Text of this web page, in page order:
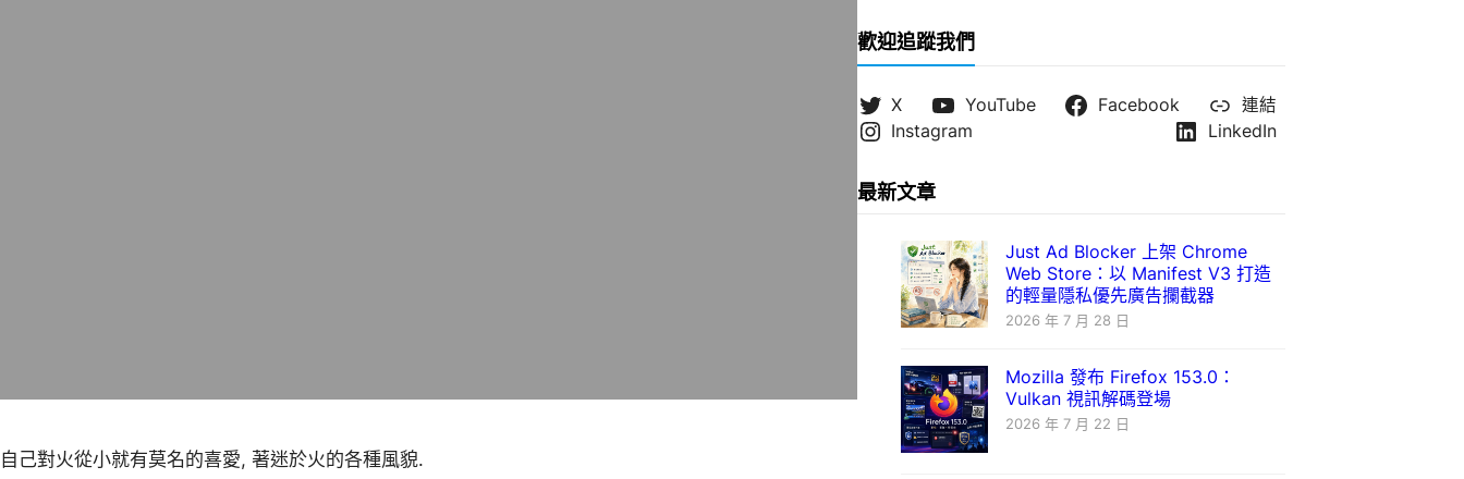
自己對火從小就有莫名的喜愛, 著迷於火的各種風貌.
歡迎追蹤我們
X YouTube Facebook
連結
Instagram
LinkedIn
最新文章
Just Ad Blocker 上架 Chrome
Web Store：以 Manifest V3 打造
的輕量隱私優先廣告攔截器
2026 年 7 月 28 日
Mozilla 發布 Firefox 153.0：
Vulkan 視訊解碼登場
2026 年 7 月 22 日